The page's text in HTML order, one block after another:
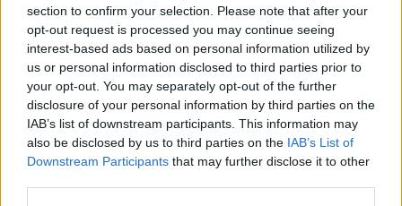
section to confirm your selection. Please note that after your
opt-out request is processed you may continue seeing
interest-based ads based on personal information utilized by
us or personal information disclosed to third parties prior to
your opt-out. You may separately opt-out of the further
disclosure of your personal information by third parties on the
IAB’s list of downstream participants. This information may
also be disclosed by us to third parties on the IAB’s List of
Downstream Participants that may further disclose it to other
Deputados do PSD saúdam Banda
Sinfónica da ARMAB pelo 1º lugar no